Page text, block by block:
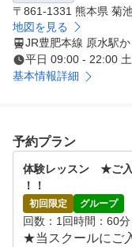
〒861-1331 熊本県 菊
地図を見る
JR豊肥本線 原水駅
平日 09:00 - 22:00
基本情報詳細
予約プラン
体験レッスン　★ご
！！
初回限定 グループ
回数 1回時間 60分
★当スクールにご